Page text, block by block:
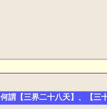
何謂【三界二十八天】、【三